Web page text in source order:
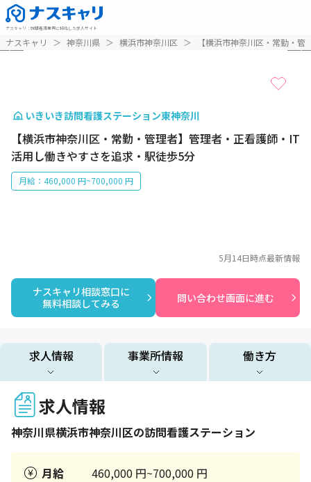
ナスキャリ ： 訪問看護業界に特化した求人サイト
ナスキャリ ＞ 神奈川県 ＞ 横浜市神奈川区 ＞ 【横浜市神奈川区・常勤・
いきいき訪問看護ステーション東神奈川
【横浜市神奈川区・常勤・管理者】管理者・正看護師・IT
活用し働きやすさを追求・駅徒歩5分
月給：460,000 円~700,000 円
ナスキャリ相談窓口に
無料相談してみる
問い合わせ画面に進む
5月14日時点最新情報
求人情報 事業所情報 働き方
求人情報
神奈川県横浜市神奈川区の訪問看護ステーション
月給 460,000 円~700,000 円